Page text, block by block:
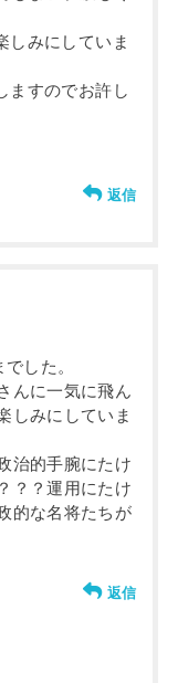
しみにしていま
ますのでお許し
返信
した。
んに一気に飛ん
しみにしていま
治的手腕にたけ
？？運用にたけ
的な名将たちが
返信